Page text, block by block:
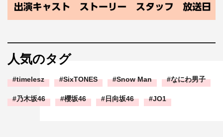
人気のタグ
timelesz SixTONES Snow Man なにわ男子
乃木坂46 櫻坂46 日向坂46 JO1